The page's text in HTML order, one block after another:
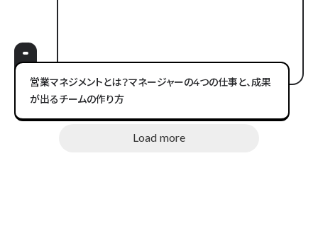
営業マネジメントとは？マネージャーの4つの仕事と、成果
が出るチームの作り方
Load more